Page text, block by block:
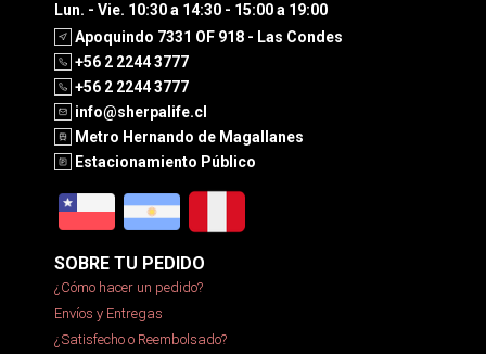
Lun. - Vie. 10:30 a 14:30 - 15:00 a 19:00
Apoquindo 7331 OF 918 - Las Condes
+56 2 2244 3777
+56 2 2244 3777
info@sherpalife.cl
Metro Hernando de Magallanes
Estacionamiento Público
SOBRE TU PEDIDO
¿Cómo hacer un pedido?
Envíos y Entregas
¿Satisfecho o Reembolsado?